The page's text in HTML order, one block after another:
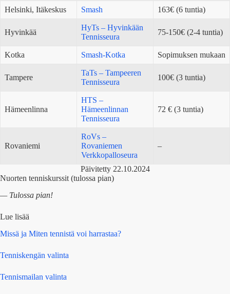
Helsinki, Itäkeskus Smash 163€ (6 tuntia)
Hyvinkää
HyTs – Hyvinkään
Tennisseura
75-150€ (2-4 tuntia)
Kotka Smash-Kotka Sopimuksen mukaan
Tampere
TaTs – Tampeeren
Tennisseura
100€ (3 tuntia)
Hämeenlinna
HTS –
Hämeenlinnan
Tennisseura
72 € (3 tuntia)
Rovaniemi
RoVs –
Rovaniemen
Verkkopalloseura
–
Päivitetty 22.10.2024
Nuorten tenniskurssit (tulossa pian)
— Tulossa pian!
Lue lisää
Missä ja Miten tennistä voi harrastaa?
Tenniskengän valinta
Tennismailan valinta